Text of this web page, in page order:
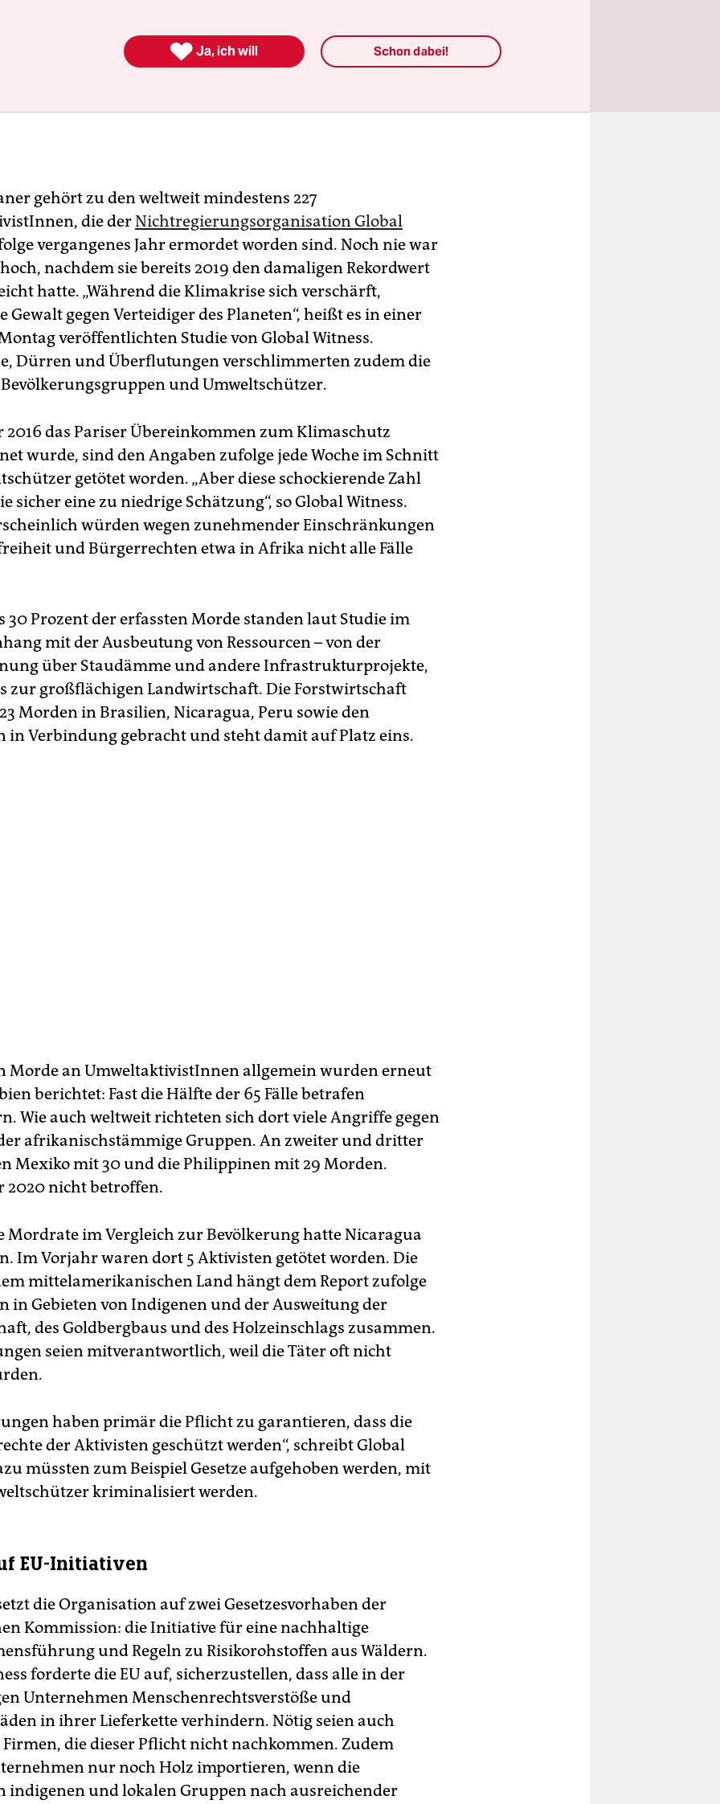
gehört zu den weltweit mindestens 227
die derNichtregierungsorganisation Global
vergangenes Jahr ermordet worden sind. Noch nie war
nachdem sie bereits 2019 den damaligen Rekordwert
hatte. „Während die Klimakrise sich verschärft,
Gewalt gegen Verteidiger des Planeten“, heißt es in einer
veröffentlichten Studie von Global Witness.
Dürren und Überflutungen verschlimmerten zudem die
und Umweltschützer.
2016 das Pariser Übereinkommen zum Klimaschutz
wurde, sind den Angaben zufolge jede Woche im Schnitt
getötet worden. „Aber diese schockierende Zahl
sicher eine zu niedrige Schätzung“, so Global Witness.
würden wegen zunehmender Einschränkungen
und Bürgerrechten etwa in Afrika nicht alle Fälle
30 Prozent der erfassten Morde standen laut Studie im
mit der Ausbeutung von Ressourcen – von der
über Staudämme und andere Infrastrukturprojekte,
zur großflächigen Landwirtschaft. Die Forstwirtschaft
Morden in Brasilien, Nicaragua, Peru sowie den
in Verbindung gebracht und steht damit auf Platz eins.
Morde an UmweltaktivistInnen allgemein wurden erneut
berichtet: Fast die Hälfte der 65 Fälle betrafen
Wie auch weltweit richteten sich dort viele Angriffe gegen
afrikanischstämmige Gruppen. An zweiter und dritter
Mexiko mit 30 und die Philippinen mit 29 Morden.
2020 nicht betroffen.
Mordrate im Vergleich zur Bevölkerung hatte Nicaragua
Im Vorjahr waren dort 5 Aktivisten getötet worden. Die
mittelamerikanischen Land hängt dem Report zufolge
in Gebieten von Indigenen und der Ausweitung der
des Goldbergbaus und des Holzeinschlags zusammen.
seien mitverantwortlich, weil die Täter oft nicht
haben primär die Pflicht zu garantieren, dass die
der Aktivisten geschützt werden“, schreibt Global
müssten zum Beispiel Gesetze aufgehoben werden, mit
kriminalisiert werden.
EU-Initiativen
die Organisation auf zwei Gesetzesvorhaben der
Kommission: die Initiative für eine nachhaltige
und Regeln zu Risikorohstoffen aus Wäldern.
forderte die EU auf, sicherzustellen, dass alle in der
Unternehmen Menschenrechtsverstöße und
in ihrer Lieferkette verhindern. Nötig seien auch
die dieser Pflicht nicht nachkommen. Zudem
nur noch Holz importieren, wenn die
indigenen und lokalen Gruppen nach ausreichender
 Ja, ich will Schon dabei!